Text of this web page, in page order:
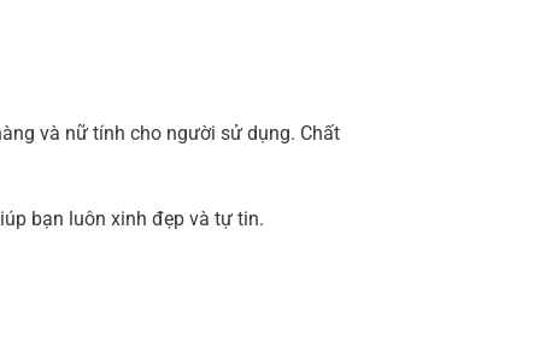
và nữ tính cho người sử dụng. Chất
bạn luôn xinh đẹp và tự tin.